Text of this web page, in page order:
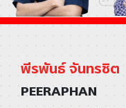
พีรพันธ์ จันทรชิต
PEERAPHAN